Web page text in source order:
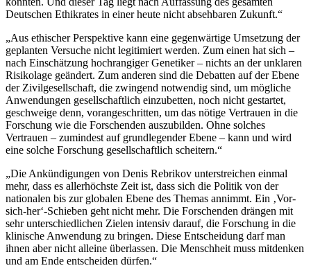
Deutschen Ethikrates in einer heute nicht absehbaren Zukunft.“
„Aus ethischer Perspektive kann eine gegenwärtige Umsetzung der
geplanten Versuche nicht legitimiert werden. Zum einen hat sich –
nach Einschätzung hochrangiger Genetiker – nichts an der unklaren
Risikolage geändert. Zum anderen sind die Debatten auf der Ebene
der Zivilgesellschaft, die zwingend notwendig sind, um mögliche
Anwendungen gesellschaftlich einzubetten, noch nicht gestartet,
geschweige denn, vorangeschritten, um das nötige Vertrauen in die
Forschung wie die Forschenden auszubilden. Ohne solches
Vertrauen – zumindest auf grundlegender Ebene – kann und wird
eine solche Forschung gesellschaftlich scheitern.“
„Die Ankündigungen von Denis Rebrikov unterstreichen einmal
mehr, dass es allerhöchste Zeit ist, dass sich die Politik von der
nationalen bis zur globalen Ebene des Themas annimmt. Ein ‚Vor-
sich-her‘-Schieben geht nicht mehr. Die Forschenden drängen mit
sehr unterschiedlichen Zielen intensiv darauf, die Forschung in die
klinische Anwendung zu bringen. Diese Entscheidung darf man
ihnen aber nicht alleine überlassen. Die Menschheit muss mitdenken
und am Ende entscheiden dürfen.“